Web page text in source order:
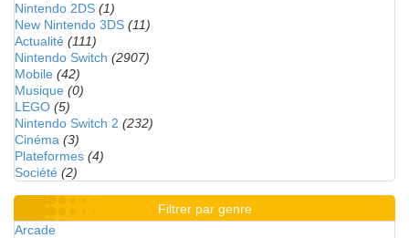
Nintendo 2DS (1)
New Nintendo 3DS (11)
Actualité (111)
Nintendo Switch (2907)
Mobile (42)
Musique (0)
LEGO (5)
Nintendo Switch 2 (232)
Cinéma (3)
Plateformes (4)
Société (2)
Filtrer par genre
Arcade